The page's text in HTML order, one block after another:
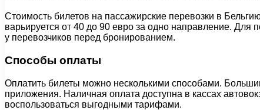
Стоимость билетов на пассажирские перевозки в
варьируется от 40 до 90 евро за одно направление. Для
у перевозчиков перед бронированием.
Способы оплаты
Оплатить билеты можно несколькими способами.
приложения. Наличная оплата доступна в кассах
воспользоваться выгодными тарифами.